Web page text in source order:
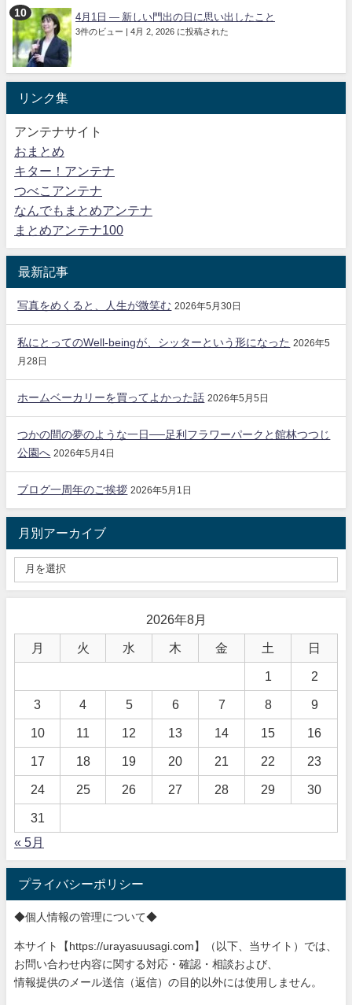
4月1日 ― 新しい門出の日に思い出したこと
3件のビュー | 4月 2, 2026 に投稿された
リンク集
アンテナサイト
おまとめ
キター！アンテナ
つべこアンテナ
なんでもまとめアンテナ
まとめアンテナ100
最新記事
写真をめくると、人生が微笑む 2026年5月30日
私にとってのWell-beingが、シッターという形になった 2026年5
月28日
ホームベーカリーを買ってよかった話 2026年5月5日
つかの間の夢のような一日──足利フラワーパークと館林つつじ
公園へ 2026年5月4日
ブログ一周年のご挨拶 2026年5月1日
月別アーカイブ
2026年8月
月 火 水 木 金 土 日
1 2
3 4 5 6 7 8 9
10 11 12 13 14 15 16
17 18 19 20 21 22 23
24 25 26 27 28 29 30
31
« 5月
プライバシーポリシー
◆個人情報の管理について◆
本サイト【https://urayasuusagi.com】（以下、当サイト）では、
お問い合わせ内容に関する対応・確認・相談および、
情報提供のメール送信（返信）の目的以外には使用しません。